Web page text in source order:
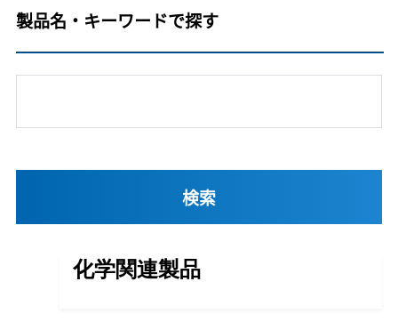
製品名・キーワードで探す
化学関連製品